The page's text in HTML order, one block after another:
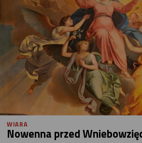
WIARA
Nowenna przed